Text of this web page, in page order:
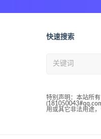
快速搜索
特别声明：本站所
用或其它非法用途